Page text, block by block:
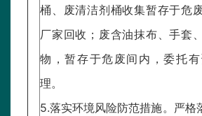
桶、废清洁剂桶收集暂存于危
厂家回收；废含油抹布、手套
物，暂存于危废间内，委托
理。
5.落实环境风险防范措施。严格